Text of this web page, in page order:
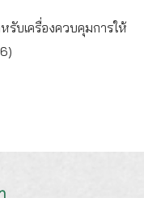
รับเครื่องควบคุมการให้